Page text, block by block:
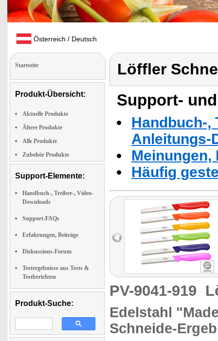
Österreich / Deutsch
Startseite
Produkt-Übersicht:
Aktuelle Produkte
Ältere Produkte
Alle Produkte
Zubehör Produkte
Support-Elemente:
Handbuch-, Treiber-, Video-
Downloads
Support-FAQs
Erfahrungen, Beiträge
Diskussions-Forum
Testergebnisse aus Tests &
Testberichten
Produkt-Suche:
Löffler
Support-
Handbuch-,
Anleitungs-
Häufig
PV-9041-919
Edelstahl
Schneide-